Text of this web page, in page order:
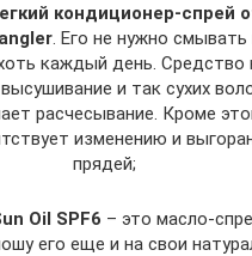
кондиционер-спрей
. Его не нужно
каждый день. Средство
и так сухих
расчесывание. Кроме
изменению и
прядей;
Oil SPF6 – это масло-
его еще и на свои